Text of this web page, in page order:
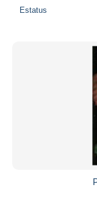
Estatus